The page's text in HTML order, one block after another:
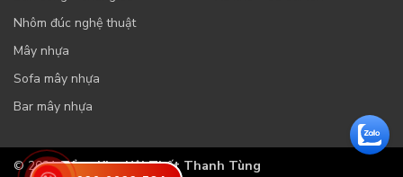
Nhôm đúc nghệ thuật
Mây nhựa
Sofa mây nhựa
Bar mây nhựa
© 2021Tổng Kho Nội Thất Thanh Tùng